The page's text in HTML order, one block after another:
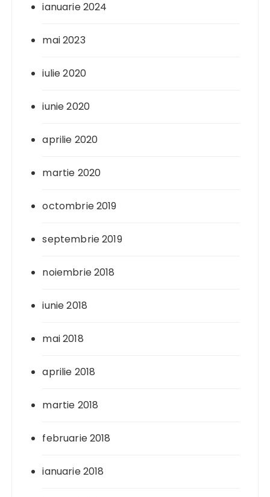
ianuarie 2024
mai 2023
iulie 2020
iunie 2020
aprilie 2020
martie 2020
octombrie 2019
septembrie 2019
noiembrie 2018
iunie 2018
mai 2018
aprilie 2018
martie 2018
februarie 2018
ianuarie 2018